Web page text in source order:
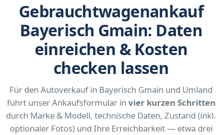
Gebrauchtwagenankauf
Bayerisch Gmain: Daten
einreichen & Kosten
checken lassen
Für den Autoverkauf in Bayerisch Gmain und Umland
führt unser Ankaufsformular in vier kurzen Schritten
durch Marke & Modell, technische Daten, Zustand (inkl.
optionaler Fotos) und Ihre Erreichbarkeit — etwa drei